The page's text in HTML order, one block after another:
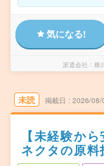
気になる!
派遣会社 株
未読 掲載日 2026/08/
【未経験か
ネクタの原